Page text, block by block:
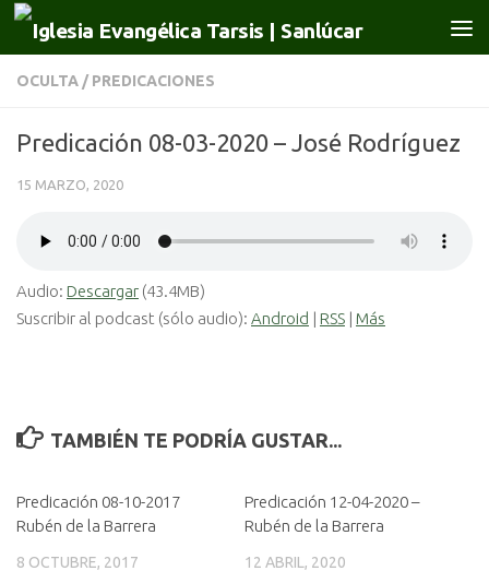
Saltar al contenido
OCULTA / PREDICACIONES
Predicación 08-03-2020 – José Rodríguez
15 MARZO, 2020
Audio: Descargar (43.4MB)
Suscribir al podcast (sólo audio): Android | RSS | Más
TAMBIÉN TE PODRÍA GUSTAR...
Predicación 08-10-2017
Rubén de la Barrera
8 OCTUBRE, 2017
Predicación 12-04-2020 –
Rubén de la Barrera
12 ABRIL, 2020